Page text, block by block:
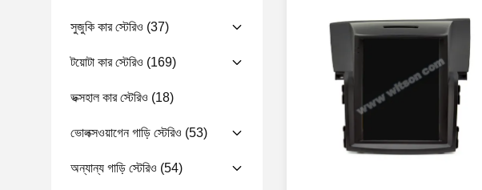
সুজুকি কার স্টেরিও (37)
টয়োটা কার স্টেরিও (169)
ভক্সহাল কার স্টেরিও (18)
ভোলক্সওয়াগেন গাড়ি স্টেরিও (53)
অন্যান্য গাড়ি স্টেরিও (54)